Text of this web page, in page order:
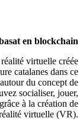
en blockchain
virtuelle créée
catalanes dans ce
du concept de
socialiser, jouer,
à la création de
virtuelle (VR).